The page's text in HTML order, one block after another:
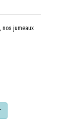
nos jumeaux